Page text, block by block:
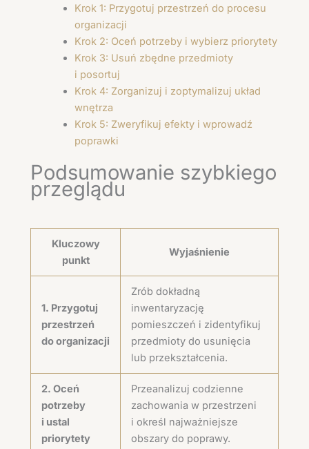
Krok 1: Przygotuj przestrzeń do procesu
organizacji
Krok 2: Oceń potrzeby i wybierz priorytety
Krok 3: Usuń zbędne przedmioty
i posortuj
Krok 4: Zorganizuj i zoptymalizuj układ
wnętrza
Krok 5: Zweryfikuj efekty i wprowadź
poprawki
Podsumowanie szybkiego
przeglądu
Kluczowy
punkt
Wyjaśnienie
1. Przygotuj
przestrzeń
do organizacji
Zrób dokładną
inwentaryzację
pomieszczeń i zidentyfikuj
przedmioty do usunięcia
lub przekształcenia.
2. Oceń
potrzeby
i ustal
priorytety
Przeanalizuj codzienne
zachowania w przestrzeni
i określ najważniejsze
obszary do poprawy.